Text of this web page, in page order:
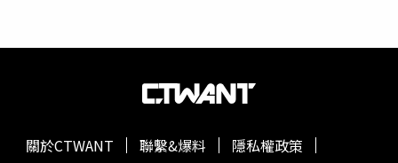
關於CTWANT 聯繫&爆料
隱私權政策